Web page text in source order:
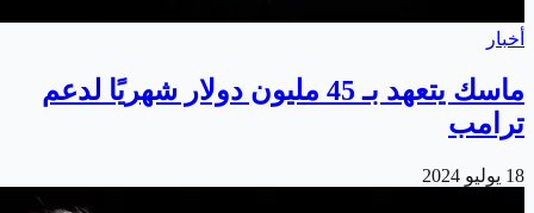
أخبار
ماسك يتعهد بـ 45 مليون دولار شهريًا لدعم
ترامب
18 يوليو 2024